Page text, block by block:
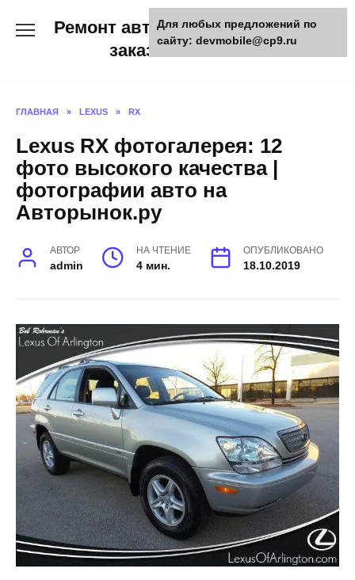
Ремонт авто и мото техники,
заказ запчастей
ГЛАВНАЯ » LEXUS » RX
Lexus RX фотогалерея: 12
фото высокого качества |
фотографии авто на
Авторынок.ру
АВТОР
admin
НА ЧТЕНИЕ
4 мин.
ОПУБЛИКОВАНО
18.10.2019
Для любых предложений по
сайту: devmobile@cp9.ru